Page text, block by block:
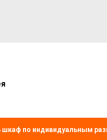
шкаф по индивидуальным